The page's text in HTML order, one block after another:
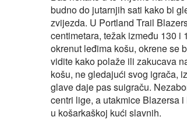
budno do jutarnjih sati kako bi
zvijezda. U Portland Trail
centimetara, težak između 130
okrenut leđima košu, okrene se
vidite kako polaže ili zakucava
košu, ne gledajući svog igrača,
glave daje pas suigraču.
centri lige, a utakmice Blazersa
u košarkaškoj kući slavnih.